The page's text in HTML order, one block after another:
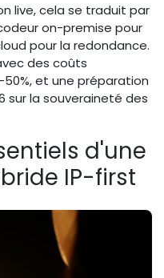
live, cela se traduit par
on-premise pour
pour la redondance.
des coûts
et une préparation
sur la souveraineté des
d'une
IP-first